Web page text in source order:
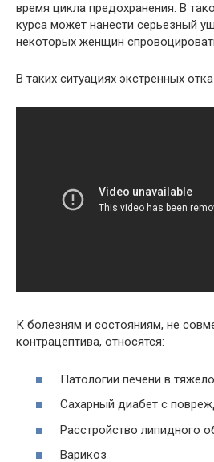
время цикла предохранения. В
курса может нанести серьезный
некоторых женщин
В таких ситуациях экстренных
К болезням и состояниям, не
контрацептива, относятся:
Патологии печени в
Сахарный диабет с
Расстройство липидного
Варикоз